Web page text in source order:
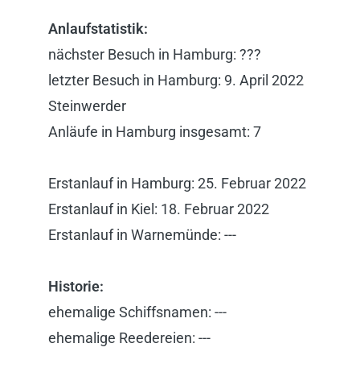
Anlaufstatistik:
nächster Besuch in Hamburg: ???
letzter Besuch in Hamburg: 9. April 2022
Steinwerder
Anläufe in Hamburg insgesamt: 7
Erstanlauf in Hamburg: 25. Februar 2022
Erstanlauf in Kiel: 18. Februar 2022
Erstanlauf in Warnemünde: ---
Historie:
ehemalige Schiffsnamen: ---
ehemalige Reedereien: ---